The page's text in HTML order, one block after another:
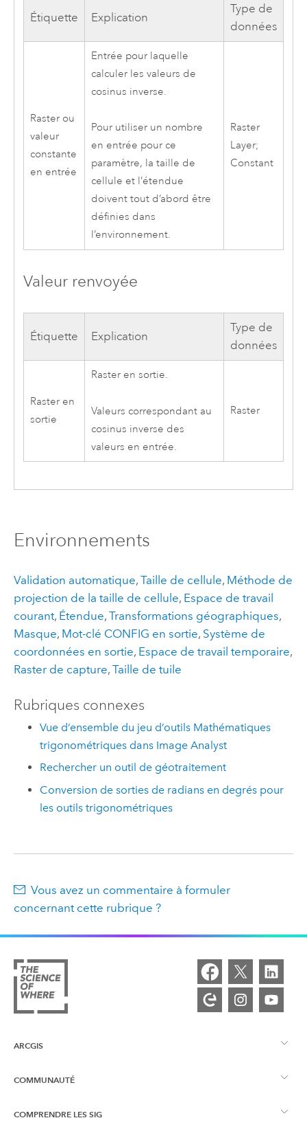
Étiquette Explication
Type de
données
Raster ou
valeur
constante
en entrée
Entrée pour laquelle
calculer les valeurs de
cosinus inverse.
Pour utiliser un nombre
en entrée pour ce
paramètre, la taille de
cellule et l’étendue
doivent tout d’abord être
définies dans
l’environnement.
Raster
Layer;
Constant
Valeur renvoyée
Étiquette Explication
Type de
données
Raster en
sortie
Raster en sortie.
Valeurs correspondant au
cosinus inverse des
valeurs en entrée.
Raster
Environnements
Validation automatique, Taille de cellule, Méthode de
projection de la taille de cellule, Espace de travail
courant, Étendue, Transformations géographiques,
Masque, Mot-clé CONFIG en sortie, Système de
coordonnées en sortie, Espace de travail temporaire,
Raster de capture, Taille de tuile
Rubriques connexes
Vue d’ensemble du jeu d’outils Mathématiques
trigonométriques dans Image Analyst
Rechercher un outil de géotraitement
Conversion de sorties de radians en degrés pour
les outils trigonométriques
Vous avez un commentaire à formuler
concernant cette rubrique ?
ARCGIS
Vue d’ensemble d’ArcGIS
COMMUNAUTÉ
Esri Community
COMPRENDRE LES SIG